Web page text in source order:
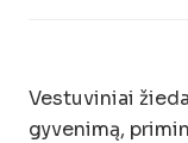
Vestuviniai
gyvenimą,